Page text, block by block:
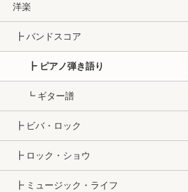
洋楽
┣ バンドスコア
┣ ピアノ弾き語り
┗ ギター譜
┣ ビバ・ロック
┣ ロック・ショウ
┣ ミュージック・ライフ